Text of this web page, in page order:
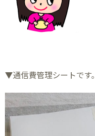
▼通信費管理シートです。